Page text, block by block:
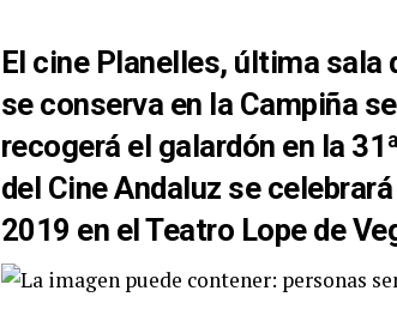
El cine Planelles, última sala
se conserva en la Campiña
recogerá el galardón en la
del Cine Andaluz se
2019 en el Teatro Lope de